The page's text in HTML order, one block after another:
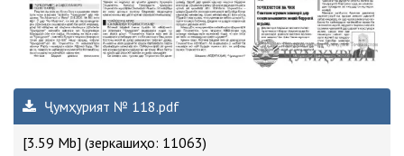
Ҷумҳурият № 118.pdf
[3.59 Mb] (зеркашиҳо: 11063)